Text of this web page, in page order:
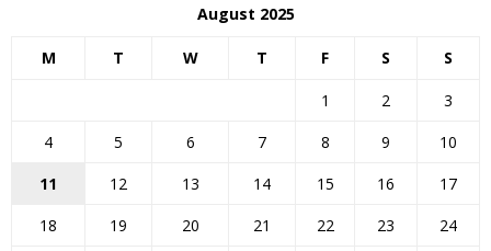
August 2025
M T W T F S S
1 2
3
4
5 6 7 8 9
10
11
12 13 14 15 16
17
18
19 20 21 22 23
24